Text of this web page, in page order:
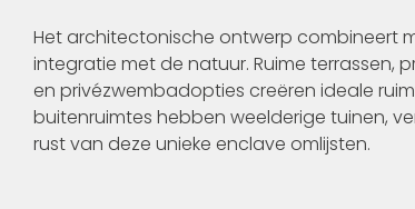
Het architectonische ontwerp combineert
integratie met de natuur. Ruime terrassen,
en privézwembadopties creëren ideale
buitenruimtes hebben weelderige tuinen,
rust van deze unieke enclave omlijsten.